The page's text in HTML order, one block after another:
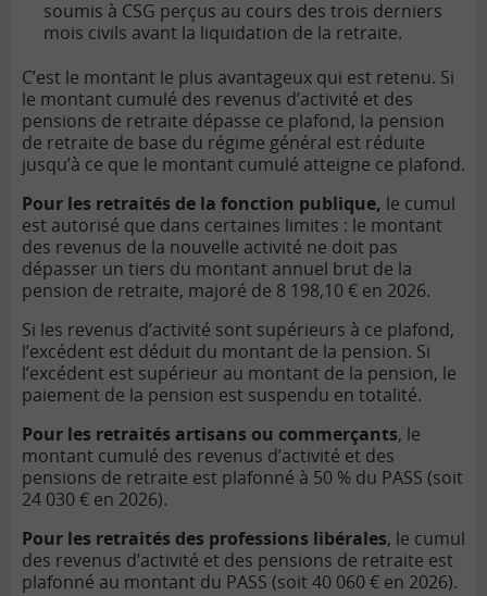
soumis à CSG perçus au cours des trois derniers
mois civils avant la liquidation de la retraite.
C’est le montant le plus avantageux qui est retenu. Si
le montant cumulé des revenus d’activité et des
pensions de retraite dépasse ce plafond, la pension
de retraite de base du régime général est réduite
jusqu’à ce que le montant cumulé atteigne ce plafond.
Pour les retraités de la fonction publique, le cumul
est autorisé que dans certaines limites : le montant
des revenus de la nouvelle activité ne doit pas
dépasser un tiers du montant annuel brut de la
pension de retraite, majoré de 8 198,10 € en 2026.
Si les revenus d’activité sont supérieurs à ce plafond,
l’excédent est déduit du montant de la pension. Si
l’excédent est supérieur au montant de la pension, le
paiement de la pension est suspendu en totalité.
Pour les retraités artisans ou commerçants, le
montant cumulé des revenus d’activité et des
pensions de retraite est plafonné à 50 % du PASS (soit
24 030 € en 2026).
Pour les retraités des professions libérales, le cumul
des revenus d’activité et des pensions de retraite est
plafonné au montant du PASS (soit 40 060 € en 2026).